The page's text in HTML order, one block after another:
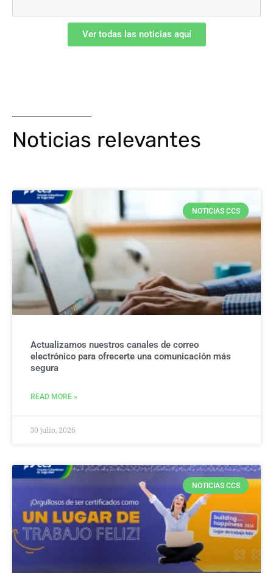
Ver todas las noticias aquí
Noticias relevantes
NOTICIAS CCS
Actualizamos nuestros canales de correo
electrónico para ofrecerte una comunicación más
segura
READ MORE »
30 julio, 2026
NOTICIAS CCS